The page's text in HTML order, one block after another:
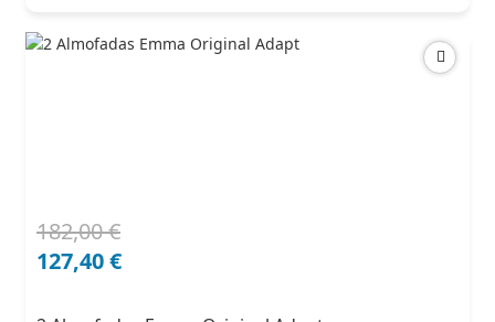
182,00€
O
preço
127,40€
O
preço